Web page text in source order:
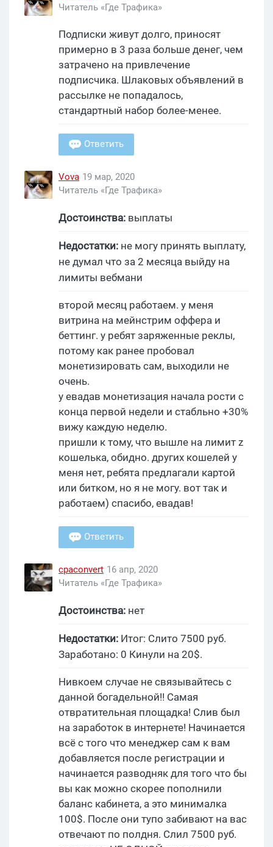
Читатель «Где Трафика»
Подписки живут долго, приносят
примерно в 3 раза больше денег, чем
затрачено на привлечение
подписчика. Шлаковых объявлений в
рассылке не попадалось,
стандартный набор более-менее.
Ответить
Vova 19 мар, 2020
Читатель «Где Трафика»
Достоинства: выплаты
Недостатки: не могу принять выплату,
не думал что за 2 месяца выйду на
лимиты вебмани
второй месяц работаем. у меня
витрина на мейнстрим оффера и
беттинг. у ребят заряженные реклы,
потому как ранее пробовал
монетизировать сам, выходили не
очень.
у евадав монетизация начала рости с
конца первой недели и стабльно +30%
вижу каждую неделю.
пришли к тому, что вышле на лимит z
кошелька, обидно. других кошелей у
меня нет, ребята предлагали картой
или битком, но я не могу. вот так и
работаем) спасибо, евадав!
Ответить
cpaconvert 16 апр, 2020
Читатель «Где Трафика»
Достоинства: нет
Недостатки: Итог: Слито 7500 руб.
Заработано: 0 Кинули на 20$.
Нивкоем случае не связывайтесь с
данной богадельной!! Самая
отвратительная площадка! Слив был
на заработок в интернете! Начинается
всё с того что менеджер сам к вам
добавляется после регистрации и
начинается разводняк для того что бы
вы как можно скорее пополнили
баланс кабинета, а это минималка
100$. После они тупо забивают на вас
отвечают по полдня. Слил 7500 руб.